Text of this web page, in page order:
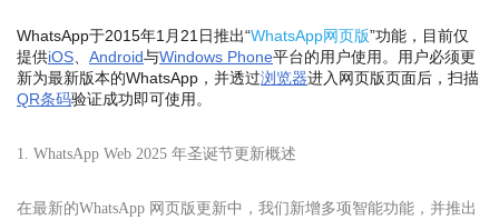
WhatsApp于2015年1月21日推出“WhatsApp网页版”功能，目前仅
提供iOS Android与Windows Phone平台的用户使用。用户必须更
新为最新版本的WhatsApp，并透过浏览器进入网页版页面后，扫描
QR条码验证成功即可使用。
1. WhatsApp Web 2025 年圣诞节更新概述
在最新的WhatsApp 网页版 更新中，我们新增多项智能功能，并推出